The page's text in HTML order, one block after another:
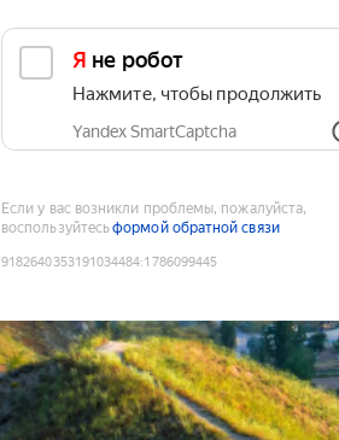
Я не робот
Нажмите, чтобы продолжить
Yandex SmartCaptcha
Если у вас возникли проблемы, пожалуйста,
воспользуйтесьформой обратной связи
9182640353191034484:1786099445